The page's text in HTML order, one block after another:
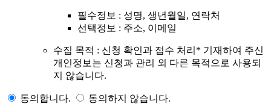
필수정보 : 성명, 생년월일, 연락처
선택정보 : 주소, 이메일
수집 목적 : 신청 확인과 접수 처리* 기재하여 주신
개인정보는 신청과 관리 외 다른 목적으로 사용되
지 않습니다.
동의합니다. 동의하지 않습니다.